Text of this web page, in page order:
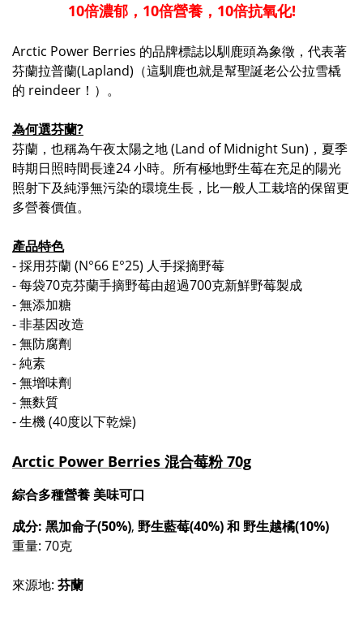
10倍濃郁，10倍營養，10倍抗氧化!
Arctic Power Berries 的品牌標誌以馴鹿頭為象徵，代表著
芬蘭拉普蘭(Lapland)（這馴鹿也就是幫聖誕老公公拉雪橇
的 reindeer！）。
為何選芬蘭?
芬蘭，也稱為午夜太陽之地 (Land of Midnight Sun)，夏季
時期日照時間長達24 小時。所有極地野生莓在充足的陽光
照射下及純淨無污染的環境生長，比一般人工栽培的保留更
多營養價值。
產品特色
-採用芬蘭(N°66 E°25) 人手採摘野莓
-每袋70克芬蘭手摘野莓由超過700克新鮮野莓製成
-無添加糖
-非基因改造
-無防腐劑
-純素
-無增味劑
-無麩質
-生機(40度以下乾燥)
Arctic Power Berries 混合莓粉70g
綜合多種營養 美味可口
成分: 黑加侖子(50%), 野生藍莓(40%) 和 野生越橘(10%)
重量: 70克
來源地: 芬蘭